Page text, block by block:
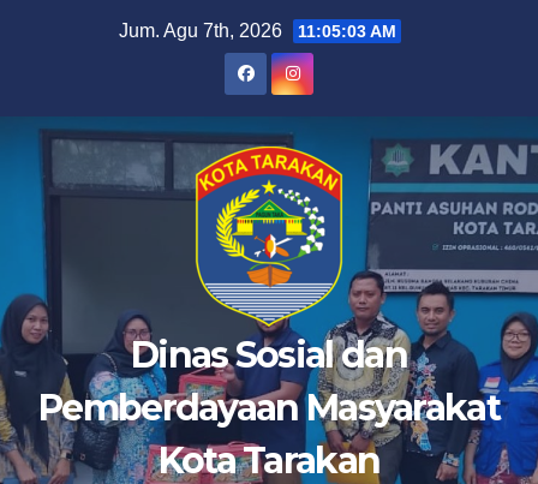
Jum. Agu 7th, 2026 11:05:05 AM
Dinas Sosial dan
Pemberdayaan Masyarakat
Kota Tarakan